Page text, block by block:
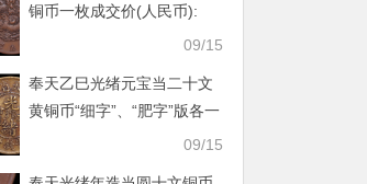
铜币一枚成交价(人民币):
09/15
奉天乙巳光绪元宝当二十文
黄铜币“细字”、“肥字”版各一
09/15